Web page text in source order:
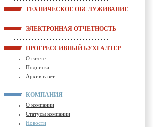
ТЕХНИЧЕСКОЕ ОБСЛУЖИВАНИЕ
ЭЛЕКТРОННАЯ ОТЧЕТНОСТЬ
ПРОГРЕССИВНЫЙ БУХГАЛТЕР
О газете
Подписка
Архив газет
КОМПАНИЯ
О компании
Статусы компании
Новости